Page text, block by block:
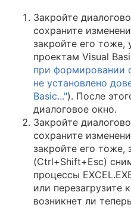
Закройте
сохраните
закройте его тоже,
проектам Visual
при формировании
не установлено
Basic..."). После
диалоговое окно.
Закройте
сохраните
закройте его тоже,
(Ctrl+Shift+Esc)
процессы
или перезагрузите
возникнет ли